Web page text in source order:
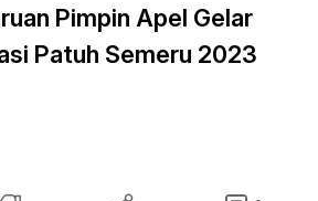
Pimpin Apel Gelar
Patuh Semeru 2023